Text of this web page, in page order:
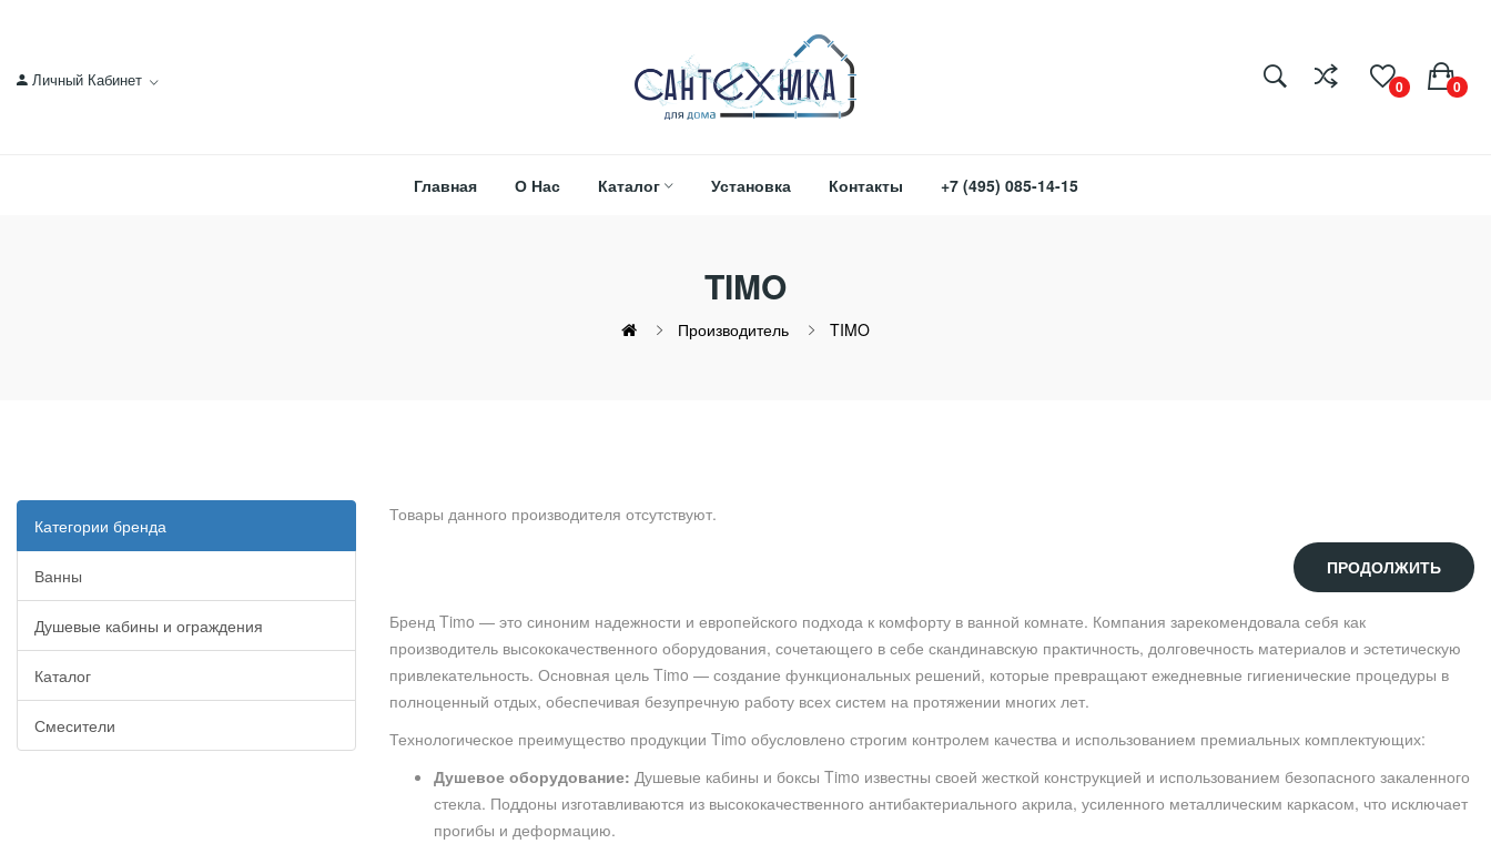
Личный Кабинет 0 0
Главная О Нас Каталог Установка Контакты +7 (495) 085-14-15
TIMO
Производитель TIMO
Категории бренда
Ванны
Душевые кабины и ограждения
Каталог
Смесители
Товары данного производителя отсутствуют.
ПРОДОЛЖИТЬ
Бренд Timo — это синоним надежности и европейского подхода к комфорту в ванной комнате. Компания зарекомендовала себя как
производитель высококачественного оборудования, сочетающего в себе скандинавскую практичность, долговечность материалов и эстетическую
привлекательность. Основная цель Timo — создание функциональных решений, которые превращают ежедневные гигиенические процедуры в
полноценный отдых, обеспечивая безупречную работу всех систем на протяжении многих лет.
Технологическое преимущество продукции Timo обусловлено строгим контролем качества и использованием премиальных комплектующих:
Душевое оборудование: Душевые кабины и боксы Timo известны своей жесткой конструкцией и использованием безопасного закаленного
стекла. Поддоны изготавливаются из высококачественного антибактериального акрила, усиленного металлическим каркасом, что исключает
прогибы и деформацию.